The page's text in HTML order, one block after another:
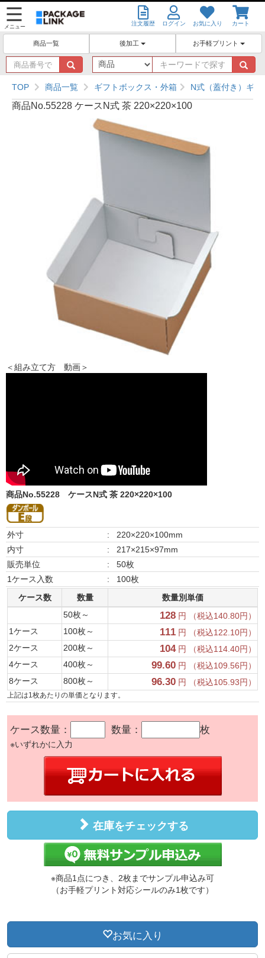
メニュー 注文履歴 ログイン お気に入り カート
商品一覧 後加工 お手軽プリント
商
品
番
号
で
キ
ー
ワ
ー
ド
す
TOP 商品一覧 ギフトボックス・外箱 N式（蓋付き）ギ
商品No.55228 ケースN式 茶 220×220×100
＜組み立て方 動画＞
商品No.55228 ケースN式 茶 220×220×100
外寸 :
220×220×100mm
内寸
:
217×215×97mm
販売単位
:
50枚
1ケース入数
:
100枚
ケース数
数量
数量別単価
50枚～
128 円 （税込140.80円）
1ケース
100枚～ 111 円 （税込122.10円）
2ケース
200枚～ 104円 （税込114.40円）
4ケース
400枚～ 99.60 円 （税込109.56円）
8ケース
800枚～ 96.30 円 （税込105.93円）
上記は1枚あたりの単価となります。
ケース数量： 数量： 枚
※いずれかに入力
在庫をチェックする
※商品1点につき、2枚までサンプル申込み可
（お手軽プリント対応シールのみ1枚です）
お気に入り